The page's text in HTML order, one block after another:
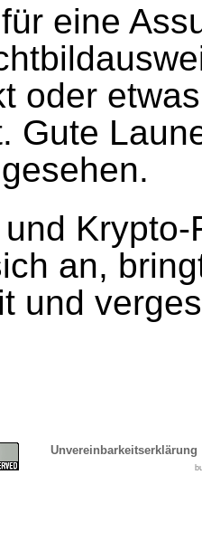
eine
oder
Gute
an,
und
Unvereinbarkeitserklärung